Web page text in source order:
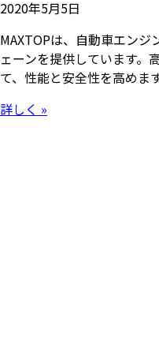
2020年5月5日
MAXTOPは、自動車エン
ェーンを提供しています。
て、性能と安全性を高めます
詳しく »